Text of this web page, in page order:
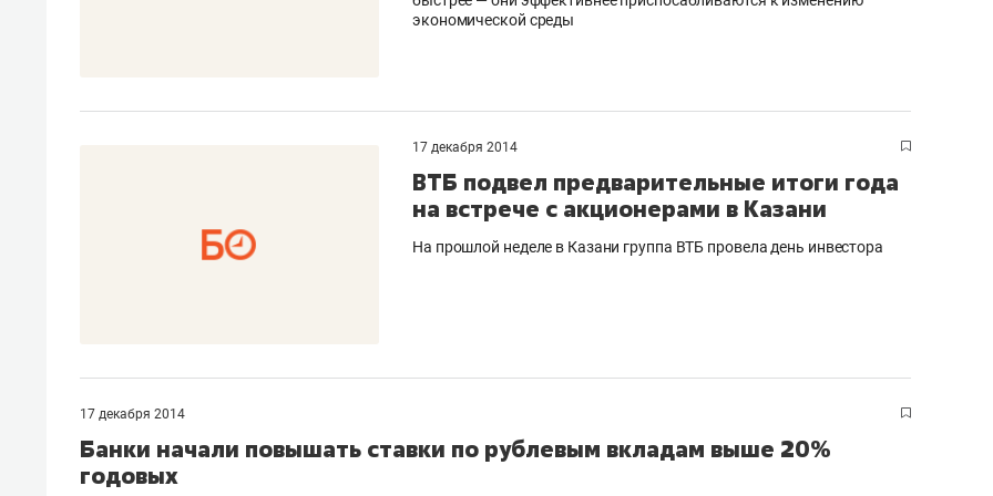
экономической среды
17 декабря 2014
ВТБ подвел предварительные итоги года
на встрече с акционерами в Казани
На прошлой неделе в Казани группа ВТБ провела день инвестора
17 декабря 2014
Банки начали повышать ставки по рублевым вкладам выше 20%
годовых
свою сверхнагрузку